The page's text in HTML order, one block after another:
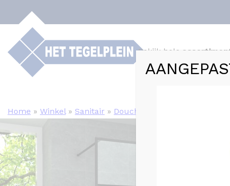
Bekijk hele
Home » Winkel » Sanitair » Douchewanden en Cabines